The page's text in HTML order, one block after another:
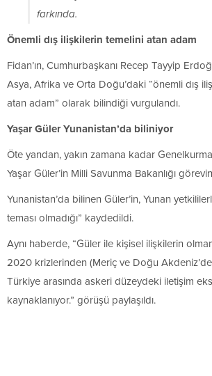
farkında.
Önemli dış ilişkilerin temelini atan adam
Fidan’ın, Cumhurbaşkanı Recep Tayyip
Asya, Afrika ve Orta Doğu’daki “önemli dış
atan adam” olarak bilindiği vurgulandı.
Yaşar Güler Yunanistan’da biliniyor
Öte yandan, yakın zamana kadar
Yaşar Güler’in Milli Savunma Bakanlığı
Yunanistan’da bilinen Güler’in, Yunan
teması olmadığı” kaydedildi.
Aynı haberde, “Güler ile kişisel ilişkilerin
2020 krizlerinden (Meriç ve Doğu
Türkiye arasında askeri düzeydeki iletişim
kaynaklanıyor.” görüşü paylaşıldı.